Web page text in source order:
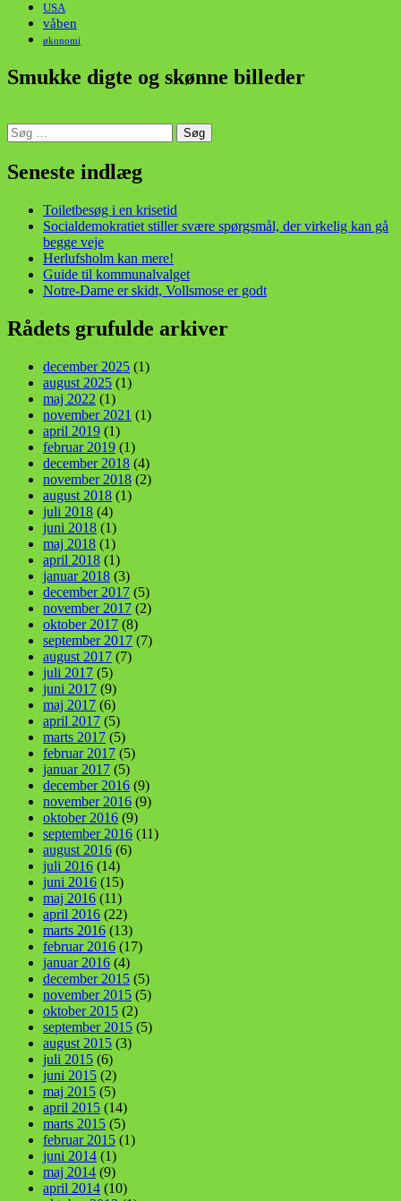
USA
våben
økonomi
Smukke digte og skønne billeder
Søg
efter:
Seneste indlæg
Toiletbesøg i en krisetid
Socialdemokratiet stiller svære spørgsmål, der virkelig kan gå
begge veje
Herlufsholm kan mere!
Guide til kommunalvalget
Notre-Dame er skidt, Vollsmose er godt
Rådets grufulde arkiver
december 2025 (1)
august 2025 (1)
maj 2022 (1)
november 2021 (1)
april 2019 (1)
februar 2019 (1)
december 2018 (4)
november 2018 (2)
august 2018 (1)
juli 2018 (4)
juni 2018 (1)
maj 2018 (1)
april 2018 (1)
januar 2018 (3)
december 2017 (5)
november 2017 (2)
oktober 2017 (8)
september 2017 (7)
august 2017 (7)
juli 2017 (5)
juni 2017 (9)
maj 2017 (6)
april 2017 (5)
marts 2017 (5)
februar 2017 (5)
januar 2017 (5)
december 2016 (9)
november 2016 (9)
oktober 2016 (9)
september 2016 (11)
august 2016 (6)
juli 2016 (14)
juni 2016 (15)
maj 2016 (11)
april 2016 (22)
marts 2016 (13)
februar 2016 (17)
januar 2016 (4)
december 2015 (5)
november 2015 (5)
oktober 2015 (2)
september 2015 (5)
august 2015 (3)
juli 2015 (6)
juni 2015 (2)
maj 2015 (5)
april 2015 (14)
marts 2015 (5)
februar 2015 (1)
juni 2014 (1)
maj 2014 (9)
april 2014 (10)